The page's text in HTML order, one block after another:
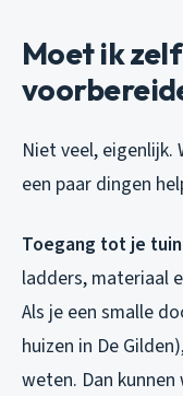
Moet ik
Niet veel, eigenlijk.
een paar dingen
Toegang tot je tuin
ladders, materiaal
Als je een smalle
huizen in De
weten. Dan